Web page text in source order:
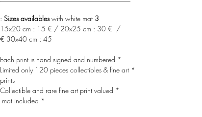
3 Sizes availables
with white mat :
15x20 cm : 15 € / 20x25 cm : 30 € /
30x40 cm : 45 €
* Each print is hand signed and numbered
* Limited only 120 pieces collectibles & fine art
prints
* Collectible and rare fine art print valued
* mat included